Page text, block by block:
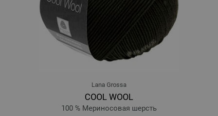
Lana Grossa
COOL WOOL
100 % Мериносовая шерсть